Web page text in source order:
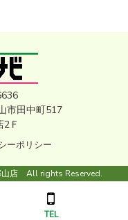
市田中町517
Ｆ
ーポリシー
山店 All rights Reserved.
TEL